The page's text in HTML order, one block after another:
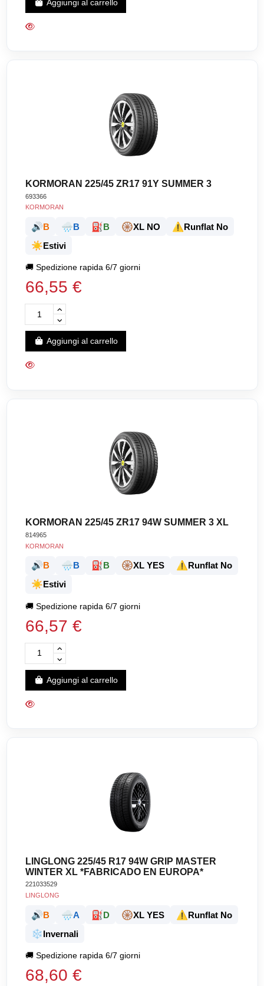
Aggiungi al carrello
KORMORAN 225/45 ZR17 91Y SUMMER 3
693366
KORMORAN
🔊B 🌧️B ⛽B 🛞XL NO ⚠️Runflat No
☀️Estivi
🚚Spedizione rapida 6/7 giorni
66,55 €
Aggiungi al carrello
KORMORAN 225/45 ZR17 94W SUMMER 3 XL
814965
KORMORAN
🔊B 🌧️B ⛽B 🛞XL YES ⚠️Runflat No
☀️Estivi
🚚Spedizione rapida 6/7 giorni
66,57 €
Aggiungi al carrello
LINGLONG 225/45 R17 94W GRIP MASTER
WINTER XL *FABRICADO EN EUROPA*
221033529
LINGLONG
🔊B 🌧️A ⛽D 🛞XL YES ⚠️Runflat No
❄️Invernali
🚚Spedizione rapida 6/7 giorni
68,60 €